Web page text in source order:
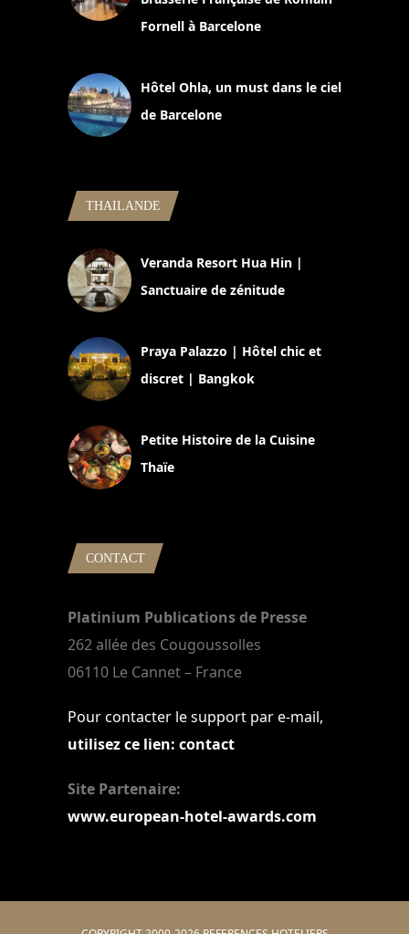
Fornell à Barcelone
Hôtel Ohla, un must dans le ciel
de Barcelone
THAILANDE
Veranda Resort Hua Hin |
Sanctuaire de zénitude
Praya Palazzo | Hôtel chic et
discret | Bangkok
Petite Histoire de la Cuisine
Thaïe
CONTACT
Platinium Publications de Presse
262 allée des Cougoussolles
06110 Le Cannet – France
Pour contacter le support par e-mail,
utilisez ce lien: contact
Site Partenaire:
www.european-hotel-awards.com